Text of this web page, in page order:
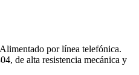
por línea telefónica.
de alta resistencia mecánica y